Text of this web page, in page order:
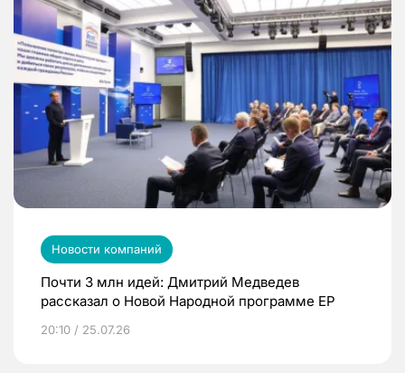
Новости компаний
Почти 3 млн идей: Дмитрий Медведев
рассказал о Новой Народной программе ЕР
20:10 / 25.07.26